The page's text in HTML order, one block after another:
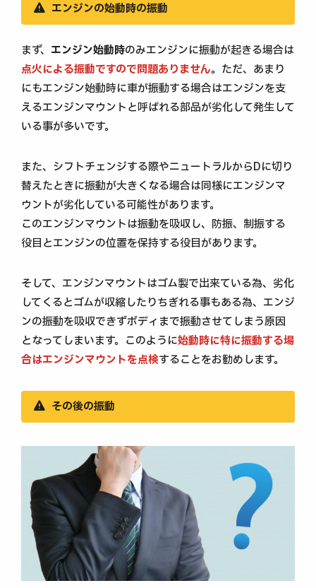
エンジンの始動時の振動
まず、 エンジン始動時のみエンジンに振動が起きる場合は
点火による振動ですので問題ありません。ただ、あまり
にもエンジン始動時に車が振動する場合はエンジンを支
えるエンジンマウントと呼ばれる部品が劣化して発生して
いる事が多いです。
また、シフトチェンジする際やニュートラルからDに切り
替えたときに振動が大きくなる場合は同様にエンジンマ
ウントが劣化している可能性があります。
このエンジンマウントは振動を吸収し、防振、制振する
役目とエンジンの位置を保持する役目があります。
そして、エンジンマウントはゴム製で出来ている為、劣化
してくるとゴムが収縮したりちぎれる事もある為、エンジ
ンの振動を吸収できずボディまで振動させてしまう原因
となってしまいます。このように始動時に特に振動する場
合はエンジンマウントを点検することをお勧めします。
その後の振動